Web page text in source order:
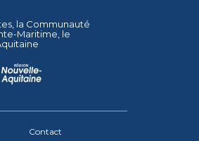
, la Communauté
Maritime , le
Contact